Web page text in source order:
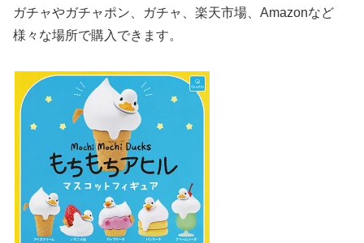
ガチャやガチャポン、ガチャ、楽天市場、Amazonなど
様々な場所で購入できます。